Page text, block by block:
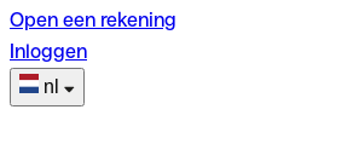
Open een rekening
Inloggen
nl